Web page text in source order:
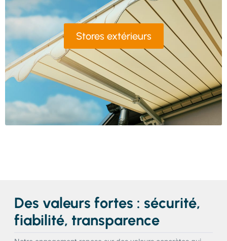
Stores extérieurs
Des valeurs fortes : sécurité,
fiabilité, transparence